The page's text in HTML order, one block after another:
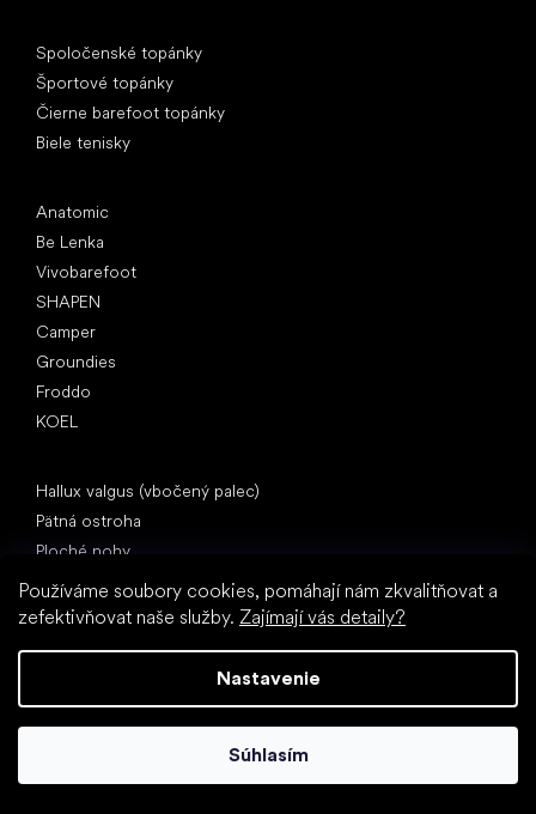
Používáme soubory cookies, pomáhají nám zkvalitňovat a
zefektivňovat naše služby. Zajímají vás detaily?
Nastavenie
Súhlasím
Spoločenské topánky
Športové topánky
Čierne barefoot topánky
Biele tenisky
Anatomic
Be Lenka
Vivobarefoot
SHAPEN
Camper
Groundies
Froddo
KOEL
Hallux valgus (vbočený palec)
Pätná ostroha
Ploché nohy
Rovná podrážka vs. topánky na podpätku
Chôdza naboso vs. chôdza v topánkach